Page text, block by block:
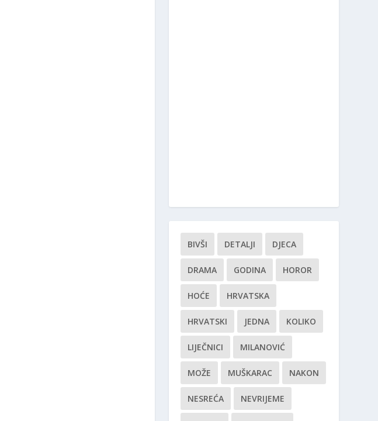
BIVŠI DETALJI DJECA
DRAMA GODINA HOROR
HOĆE HRVATSKA
HRVATSKI JEDNA KOLIKO
LIJEČNICI MILANOVIĆ
MOŽE MUŠKARAC NAKON
NESREĆA NEVRIJEME